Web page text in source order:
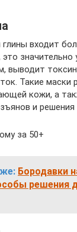
входит
это значительно
выводит
Такие маски
кожи, а
и
за 50+
Бородавки
решения